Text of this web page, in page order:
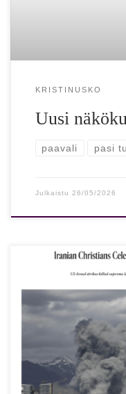
KRISTINUSKO
Uusi
paavali pasi
Julkaistu 26/05/2026
Iranin vainotut
Laajalti luettu
verkkolehden
iranliaisista […]